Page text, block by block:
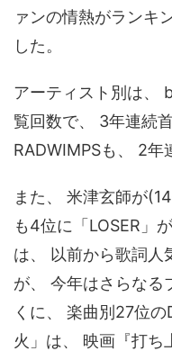
ァンの情熱がランキ
した。
アーティスト別は、
覧回数で、 3年連続
RADWIMPSも、 2年
また、 米津玄師が
も4位に「LOSER」
は、 以前から歌詞人
が、 今年はさらなる
くに、 楽曲別27位
火」は、 映画『打ち